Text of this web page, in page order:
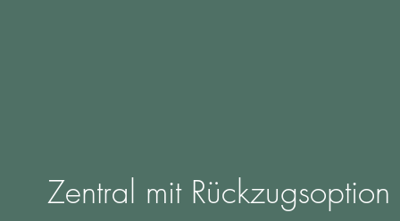
Zentral mit Rückzugsoption